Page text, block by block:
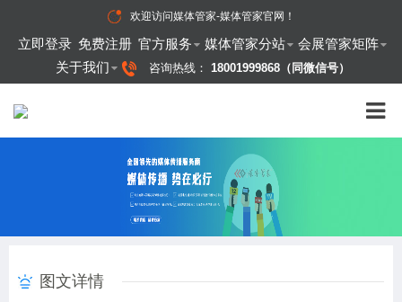
欢迎访问媒体管家-媒体管家官网 ！
立即登录 免费注册 官方服务 媒体管家分站
会展管家矩阵
关于我们
咨询热线： 18001999868（同微信号）
图文详情